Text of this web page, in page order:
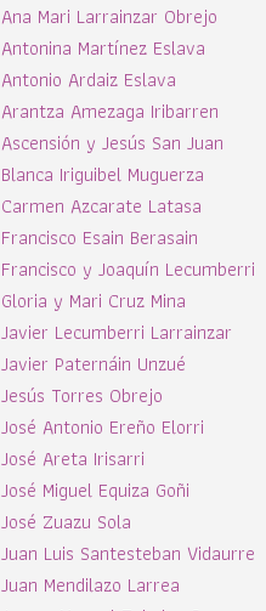
Ana Mari Larrainzar Obrejo
Antonina Martínez Eslava
Antonio Ardaiz Eslava
Arantza Amezaga Iribarren
Ascensión y Jesús San Juan
Blanca Iriguibel Muguerza
Carmen Azcarate Latasa
Francisco Esain Berasain
Francisco y Joaquín Lecumberri
Gloria y Mari Cruz Mina
Javier Lecumberri Larrainzar
Javier Paternáin Unzué
Jesús Torres Obrejo
José Antonio Ereño Elorri
José Areta Irisarri
José Miguel Equiza Goñi
José Zuazu Sola
Juan Luis Santesteban Vidaurre
Juan Mendilazo Larrea